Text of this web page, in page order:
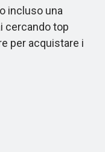
incluso una
cercando top
per acquistare i